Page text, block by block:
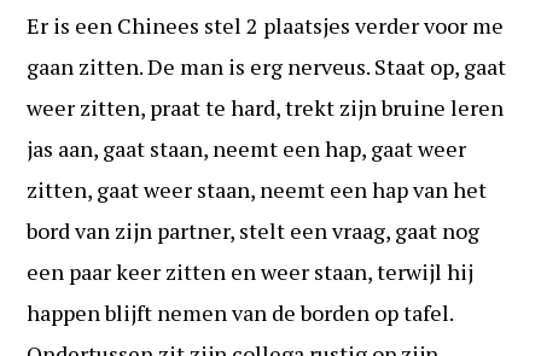
Er is een Chinees stel 2 plaatsjes verder voor me
gaan zitten. De man is erg nerveus. Staat op, gaat
weer zitten, praat te hard, trekt zijn bruine leren
jas aan, gaat staan, neemt een hap, gaat weer
zitten, gaat weer staan, neemt een hap van het
bord van zijn partner, stelt een vraag, gaat nog
een paar keer zitten en weer staan, terwijl hij
happen blijft nemen van de borden op tafel.